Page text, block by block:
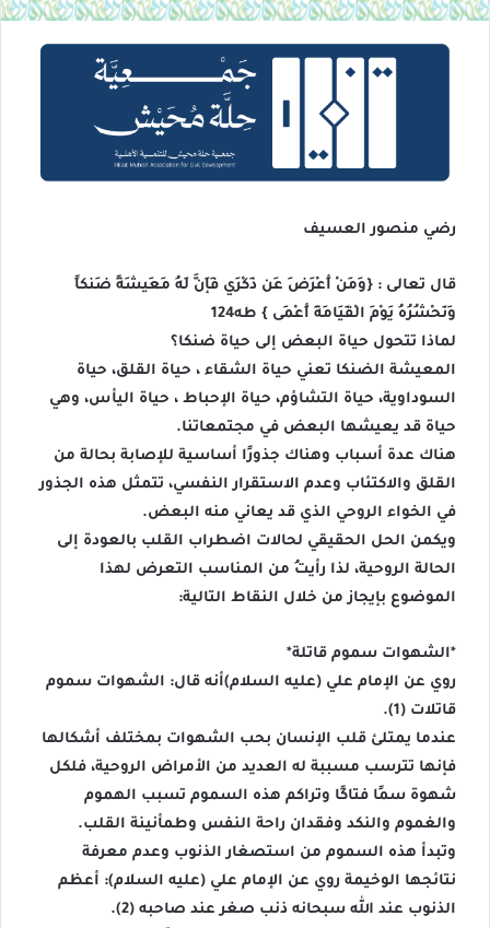
رضي منصور العسيف
قال تعالى : {وَمَنْ أَعْرَضَ عَن ذِكْرِي فَإِنَّ لَهُ مَعِيشَةً ضَنكاً
وَنَحْشُرُهُ يَوْمَ الْقِيَامَةِ أَعْمَى } طه124
لماذا تتحول حياة البعض إلى حياة ضنكا؟
المعيشة الضنكا تعني حياة الشقاء ، حياة القلق، حياة
السوداوية، حياة التشاؤم، حياة الإحباط ، حياة اليأس، وهي
حياة قد يعيشها البعض في مجتمعاتنا.
هناك عدة أسباب وهناك جذورًا أساسية للإصابة بحالة من
القلق والاكتئاب وعدم الاستقرار النفسي، تتمثل هذه الجذور
في الخواء الروحي الذي قد يعاني منه البعض.
ويكمن الحل الحقيقي لحالات اضطراب القلب بالعودة إلى
الحالة الروحية، لذا رأيتُ من المناسب التعرض لهذا
الموضوع بإيجاز من خلال النقاط التالية:
*الشهوات سموم قاتلة*
روي عن الإمام علي (عليه السلام)أنه قال: الشهوات سموم
قاتلات (1).
عندما يمتلئ قلب الإنسان بحب الشهوات بمختلف أشكالها
فإنها تترسب مسببة له العديد من الأمراض الروحية، فلكل
شهوة سمًا فتاكًا وتراكم هذه السموم تسبب الهموم
والغموم والنكد وفقدان راحة النفس وطمأنينة القلب.
وتبدأ هذه السموم من استصغار الذنوب وعدم معرفة
نتائجها الوخيمة روي عن الإمام علي (عليه السلام): أعظم
الذنوب عند الله سبحانه ذنب صغر عند صاحبه (2).